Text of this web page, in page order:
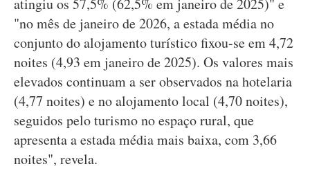
atingiu os 57,5% (62,5% em janeiro de 2025)" e
"no mês de janeiro de 2026, a estada média no
conjunto do alojamento turístico fixou-se em 4,72
noites (4,93 em janeiro de 2025). Os valores mais
elevados continuam a ser observados na hotelaria
(4,77 noites) e no alojamento local (4,70 noites),
seguidos pelo turismo no espaço rural, que
apresenta a estada média mais baixa, com 3,66
noites", revela.